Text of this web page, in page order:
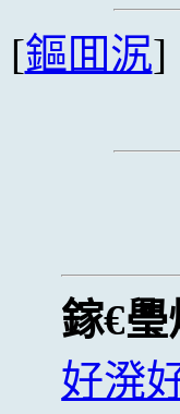
[鏂囬泦]
鎵€璺
好溌